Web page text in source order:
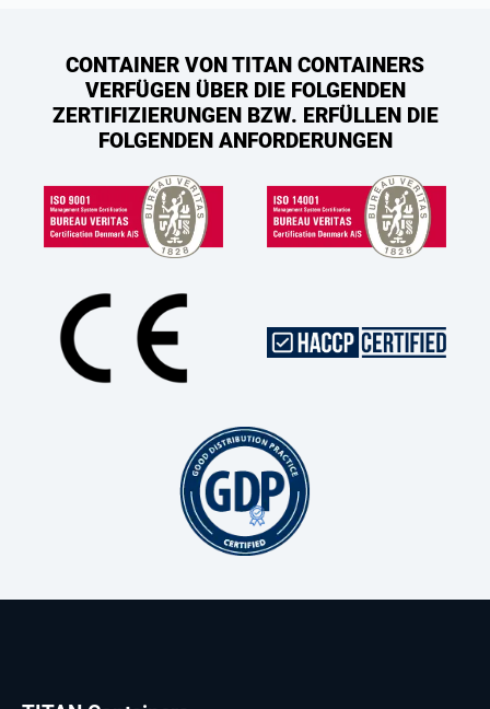
CONTAINER VON TITAN CONTAINERS
VERFÜGEN ÜBER DIE FOLGENDEN
ZERTIFIZIERUNGEN BZW. ERFÜLLEN DIE
FOLGENDEN ANFORDERUNGEN